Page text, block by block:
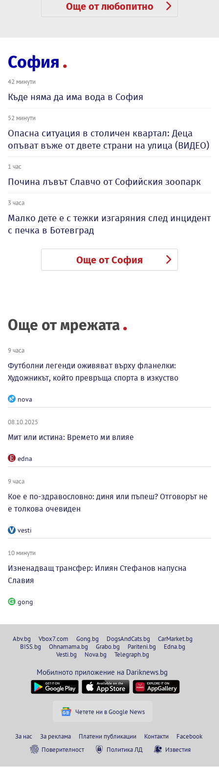
Още от любопитно
София
42 минути
Къде няма да има вода в София
52 минути
Опасна ситуация в столичен квартал: Деца
опъват въже от двете страни на улица (ВИДЕО)
1 час
Почина лъвът Славчо от Софийския зоопарк
3 часа
Малко дете е с тежки изгаряния след инцидент
с печка в Ботевград
Още от София
Още от мрежата
9 часа
Футболни легенди оживяват върху фланелки:
Художникът, който превръща спорта в изкуство
nova
08.10.2025
Мит или истина: Времето ми влияе
edna
9 часа
Кое е по-здравословно: диня или пъпеш? Отговорът не
е толкова очевиден
vesti
10 минути
Изненадващ трансфер: Илиян Стефанов напусна
Славия
gong
Abv.bg Vbox7.com Gong.bg DogsAndCats.bg
CarMarket.bg
BISS.bg
Ohnamama.bg Grabo.bg Pariteni.bg
Edna.bg
Vesti.bg
Nova.bg Telegraph.bg
Мобилното приложение на Dariknews.bg
Четете ни в Google News
За нас За реклама Платени публикации Контакти
Facebook
Поверителност
Политика ЛД Известия